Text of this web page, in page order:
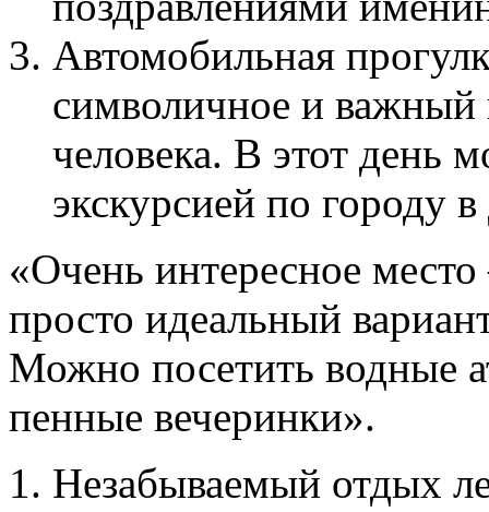
Автомобильная
символичное и важный
человека. В этот день
экскурсией по городу
«Очень интересное
просто идеальный
Можно посетить водные
пенные вечеринки».
Незабываемый отдых